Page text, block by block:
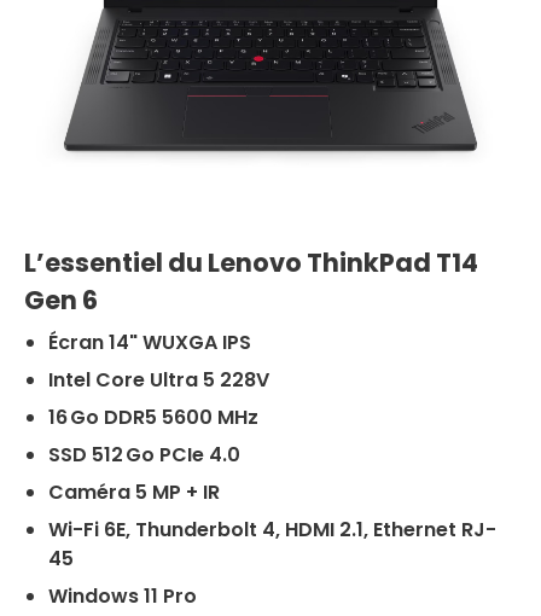
L’essentiel du Lenovo ThinkPad T14
Gen 6
Écran 14" WUXGA IPS
Intel Core Ultra 5 228V
16 Go DDR5 5600 MHz
SSD 512 Go PCIe 4.0
Caméra 5 MP + IR
Wi-Fi 6E, Thunderbolt 4, HDMI 2.1, Ethernet RJ-
45
Windows 11 Pro